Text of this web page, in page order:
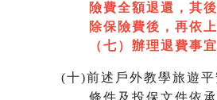
險費全額退還，其
除保險費後，再依
（七）辦理退費事宜
(十)前述戶外教學旅遊平